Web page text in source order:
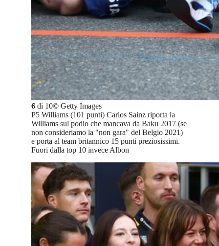
6 di 10© Getty Images
P5 Williams (101 punti) Carlos Sainz riporta la
Williams sul podio che mancava da Baku 2017 (se
non consideriamo la "non gara" del Belgio 2021)
e porta al team britannico 15 punti preziosissimi.
Fuori dalla top 10 invece Albon